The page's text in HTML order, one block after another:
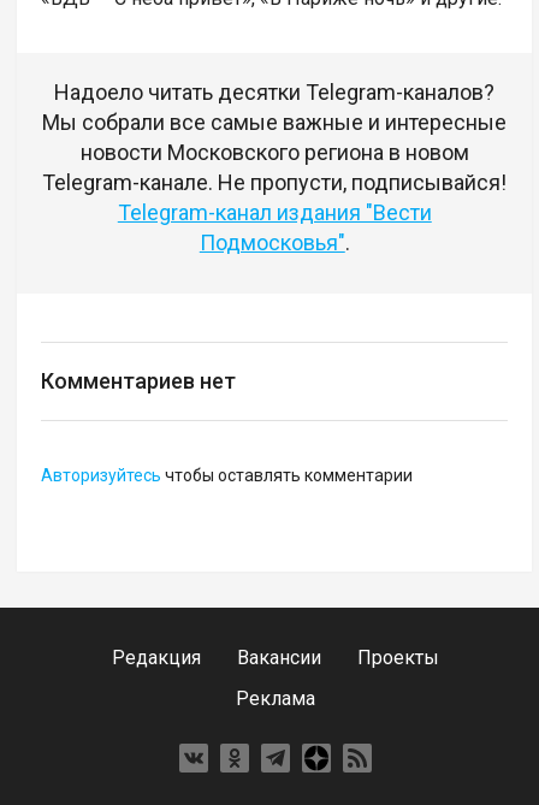
Надоело читать десятки Telegram-каналов?
Мы собрали все самые важные и интересные
новости Московского региона в новом
Telegram-канале. Не пропусти, подписывайся!
Telegram-канал издания "Вести
Подмосковья".
Комментариев нет
Авторизуйтесь чтобы оставлять комментарии
Редакция Вакансии
Проекты
Реклама